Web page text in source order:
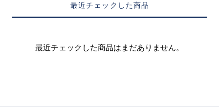
最近チェックした商品
最近チェックした商品はまだありません。